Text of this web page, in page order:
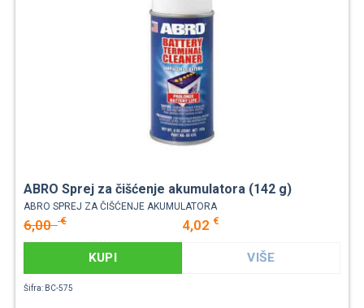
ABRO Sprej za čišćenje akumulatora (142 g)
ABRO SPREJ ZA ČIŠĆENJE AKUMULATORA
6,00€ 4,02 €
KUPI VIŠE
Šifra: BC-575